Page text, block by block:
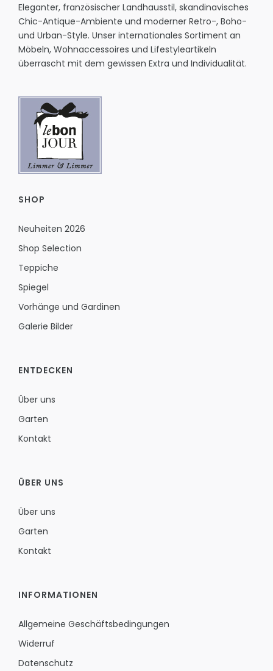
Eleganter, französischer Landhausstil, skandinavisches
Chic-Antique-Ambiente und moderner Retro-, Boho-
und Urban-Style. Unser internationales Sortiment an
Möbeln, Wohnaccessoires und Lifestyleartikeln
überrascht mit dem gewissen Extra und Individualität.
SHOP
Neuheiten 2026
Shop Selection
Teppiche
Spiegel
Vorhänge und Gardinen
Galerie Bilder
ENTDECKEN
Über uns
Garten
Kontakt
ÜBER UNS
Über uns
Garten
Kontakt
INFORMATIONEN
Allgemeine Geschäftsbedingungen
Widerruf
Datenschutz